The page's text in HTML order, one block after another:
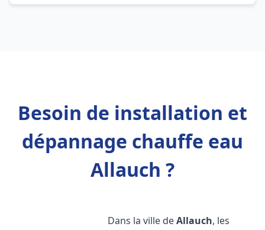
Besoin de installation et
dépannage chauffe eau
Allauch ?
Dans la ville deAllauch, les